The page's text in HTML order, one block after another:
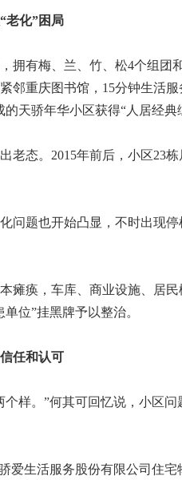
老化”困局
拥有梅、兰、竹、松4个组团
邻重庆图书馆，15分钟生活
天骄年华小区获得“人居经典
老态。2015年前后，小区23
问题也开始凸显，不时出现
瘫痪，车库、商业设施、居
位”挂黑牌予以整治。
任和认可
样。”何其可回忆说，小区
爱生活服务股份有限公司住